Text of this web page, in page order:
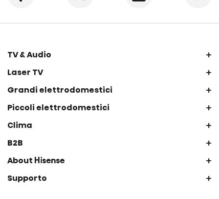
+
TV & Audio
+
Laser TV
+
Grandi elettrodomestici
+
Piccoli elettrodomestici
+
Clima
+
B2B
+
About Hisense
+
Supporto